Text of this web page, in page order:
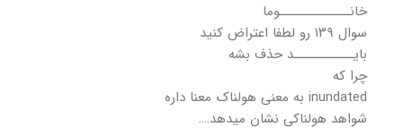
خانـــــــــــــوما
سوال ۱۳۹ رو لطفا اعتراض کنید
بایـــــــــــد حذف بشه
چرا که
inundated به معنی هولناک معنا داره
شواهد هولناکی نشان میدهد….